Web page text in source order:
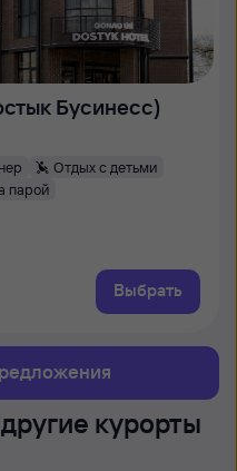
Бусинесс)
Отдых с детьми
парой
Выбрать
курорты